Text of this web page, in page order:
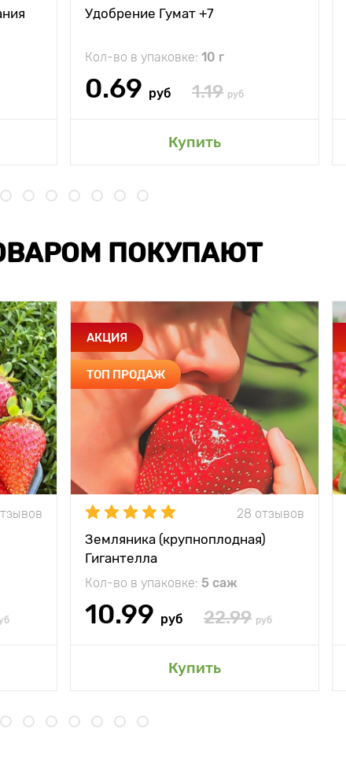
Удобрение Гумат +7
Кол-во в упаковке: 10 г
0.69 руб 1.19 руб
Купить
ПОКУПАЮТ
АКЦИЯ
ТОП ПРОДАЖ
28 отзывов
Земляника (крупноплодная)
Гигантелла
Кол-во в упаковке: 5 саж
10.99 руб 22.99 руб
Купить